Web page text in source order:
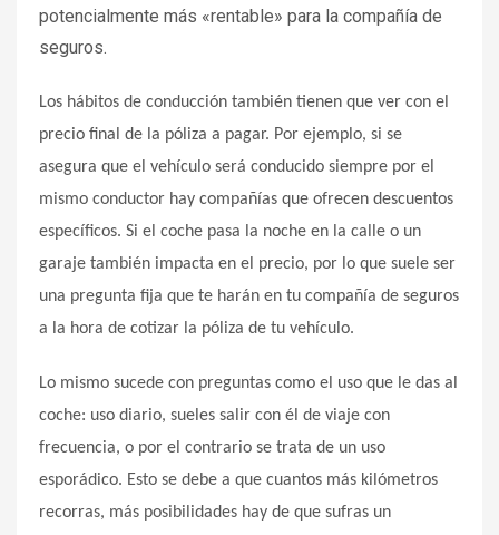
potencialmente más «rentable» para la compañía de
seguros.
Los hábitos de conducción también tienen que ver con el
precio final de la póliza a pagar. Por ejemplo, si se
asegura que el vehículo será conducido siempre por el
mismo conductor hay compañías que ofrecen descuentos
específicos. Si el coche pasa la noche en la calle o un
garaje también impacta en el precio, por lo que suele ser
una pregunta fija que te harán en tu compañía de seguros
a la hora de cotizar la póliza de tu vehículo.
Lo mismo sucede con preguntas como el uso que le das al
coche: uso diario, sueles salir con él de viaje con
frecuencia, o por el contrario se trata de un uso
esporádico. Esto se debe a que cuantos más kilómetros
recorras, más posibilidades hay de que sufras un